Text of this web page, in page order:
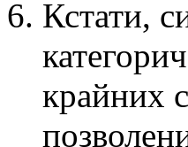
Кстати,
крайних